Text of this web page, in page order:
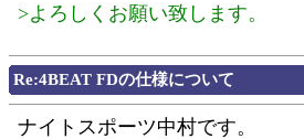
>よろしくお願い致します。
Re:4BEAT FDの仕様について
ナイトスポーツ中村です。